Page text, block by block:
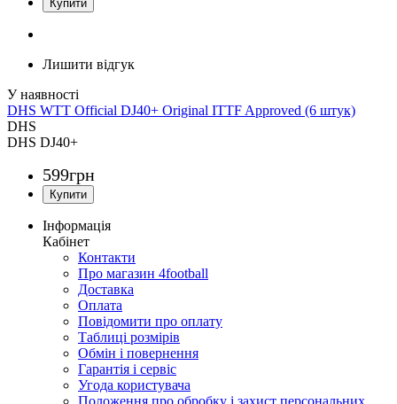
Лишити відгук
DHS WTT Official DJ40+ Original ITTF Approved (6 штук)
DHS
DHS DJ40+
599грн
Інформація
Кабінет
Контакти
Про магазин 4football
Доставка
Оплата
Повідомити про оплату
Таблиці розмірів
Обмін і повернення
Гарантія і сервіс
Угода користувача
Положення про обробку і захист персональних